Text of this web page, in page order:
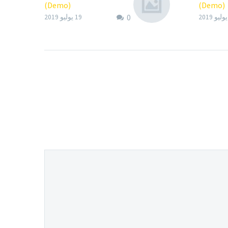
(Demo)
Lorem Ipsum. Proin
0 19 يوليو 2019
(Demo)
Lorem